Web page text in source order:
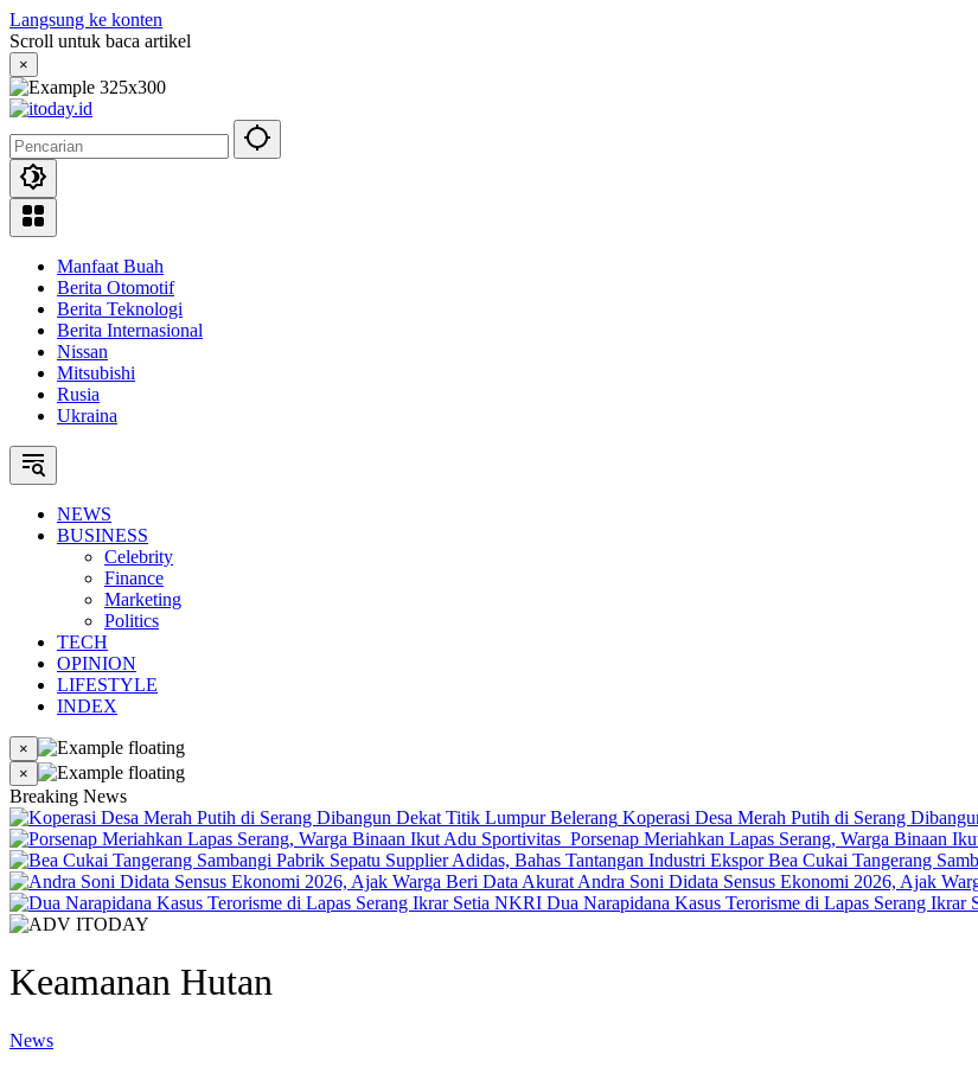
Langsung ke konten
Scroll untuk baca artikel
×
Manfaat Buah
Berita Otomotif
Berita Teknologi
Berita Internasional
Nissan
Mitsubishi
Rusia
Ukraina
NEWS
BUSINESS
Celebrity
Finance
Marketing
Politics
TECH
OPINION
LIFESTYLE
INDEX
×
×
Breaking News
Koperasi Desa Merah Putih di Serang
Porsenap Meriahkan Lapas Serang, Warga Binaan
Bea Cukai Tangerang
Andra Soni Didata Sensus Ekonomi 2026, Ajak
Dua Narapidana Kasus Terorisme di Lapas Serang Ikrar
Keamanan Hutan
News